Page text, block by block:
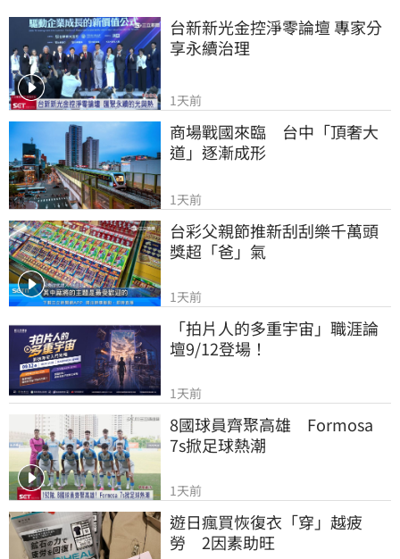
台新新光金控淨零論壇 專家分
享永續治理
1天前
商場戰國來臨　台中「頂奢大
道」逐漸成形
1天前
台彩父親節推新刮刮樂千萬頭
獎超「爸」氣
1天前
「拍片人的多重宇宙」職涯論
壇9/12登場！
1天前
8國球員齊聚高雄　Formosa
7s掀足球熱潮
1天前
遊日瘋買恢復衣「穿」越疲
勞　2因素助旺